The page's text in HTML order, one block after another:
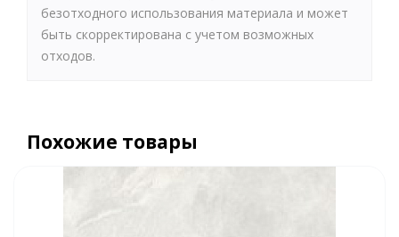
безотходного использования материала и может
быть скорректирована с учетом возможных
отходов.
Похожие товары